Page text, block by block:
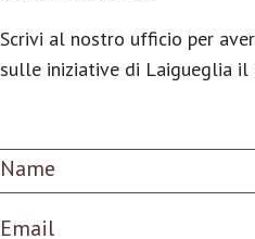
Scrivi al nostro ufficio per
sulle iniziative di Laigueglia il